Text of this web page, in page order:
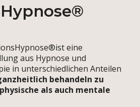
eine
aus Hypnose und
in unterschiedlichen Anteilen
behandeln zu
als auch mentale